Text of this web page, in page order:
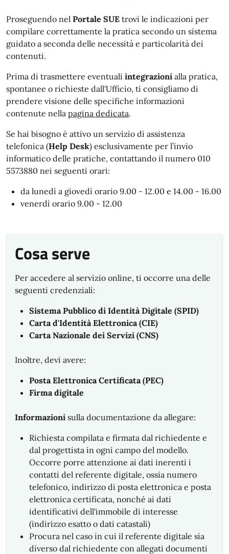
Proseguendo nel Portale SUE trovi le indicazioni per
compilare correttamente la pratica secondo un sistema
guidato a seconda delle necessità e particolarità dei
contenuti.
Prima di trasmettere eventuali integrazioni alla pratica,
spontanee o richieste dall'Ufficio, ti consigliamo di
prendere visione delle specifiche informazioni
contenute nella pagina dedicata.
Se hai bisogno è attivo un servizio di assistenza
telefonica (Help Desk) esclusivamente per l’invio
informatico delle pratiche, contattando il numero 010
5573880 nei seguenti orari:
da lunedì a giovedì orario 9.00 - 12.00 e 14.00 - 16.00
venerdì orario 9.00 - 12.00
Cosa serve
Per accedere al servizio online, ti occorre una delle
seguenti credenziali:
Sistema Pubblico di Identità Digitale (SPID)
Carta d'Identità Elettronica (CIE)
Carta Nazionale dei Servizi (CNS)
Inoltre, devi avere:
Posta Elettronica Certificata (PEC)
Firma digitale
Informazioni sulla documentazione da allegare:
Richiesta compilata e firmata dal richiedente e
dal progettista in ogni campo del modello.
Occorre porre attenzione ai dati inerenti i
contatti del referente digitale, ossia numero
telefonico, indirizzo di posta elettronica e posta
elettronica certificata, nonché ai dati
identificativi dell'immobile di interesse
(indirizzo esatto o dati catastali)
Procura nel caso in cui il referente digitale sia
diverso dal richiedente con allegati documenti